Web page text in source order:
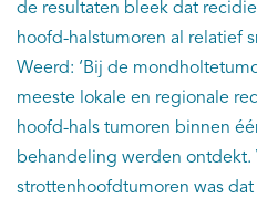
de resultaten bleek dat
hoofd-halstumoren al relatief
Weerd: ‘Bij de
meeste lokale en regionale
hoofd-hals tumoren binnen
behandeling werden ontdekt.
strottenhoofdtumoren was